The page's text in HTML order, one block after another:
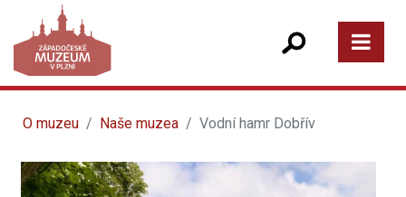
O muzeu Naše muzea Vodní hamr Dobřív